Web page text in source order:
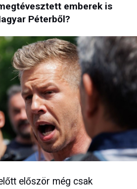
emberek is
Péterből?
először még csak